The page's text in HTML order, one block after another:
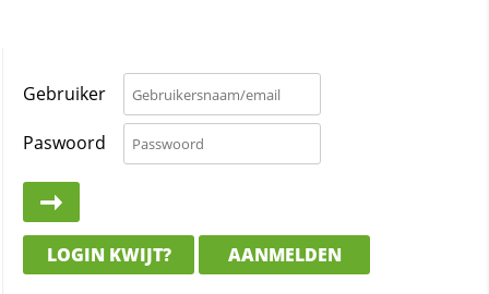
Gebruiker
Paswoord
LOGIN KWIJT? AANMELDEN